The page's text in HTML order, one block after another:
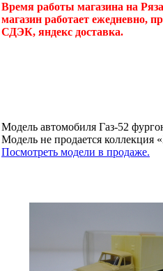
Время работы магазина на
магазин работает ежедневно,
СДЭК, яндекс доставка.
Модель автомобиля Газ-52
Модель не продается
Посмотреть модели в продаже.